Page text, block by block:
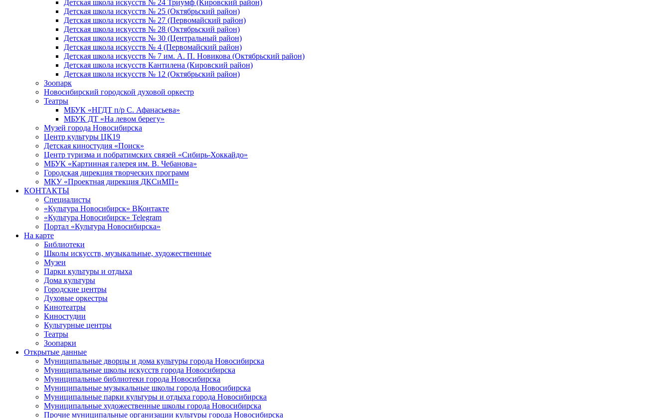
Детская школа искусств № 24 Триумф (Кировский район)
Детская школа искусств № 25 (Октябрьский район)
Детская школа искусств № 27 (Первомайский район)
Детская школа искусств № 28 (Октябрьский район)
Детская школа искусств № 30 (Центральный район)
Детская школа искусств № 4 (Первомайский район)
Детская школа искусств № 7 им. А. П. Новикова (Октябрьский район)
Детская школа искусств Кантилена (Кировский район)
Детская школа искусств № 12 (Октябрьский район)
Зоопарк
Новосибирский городской духовой оркестр
Театры
МБУК «НГДТ п/р С. Афанасьева»
МБУК ДТ «На левом берегу»
Музей города Новосибирска
Центр культуры ЦК19
Детская киностудия «Поиск»
Центр туризма и побратимских связей «Сибирь-Хоккайдо»
МБУК «Картинная галерея им. В. Чебанова»
Городская дирекция творческих программ
МКУ «Проектная дирекция ДКСиМП»
КОНТАКТЫ
Специалисты
«Культура Новосибирск» ВКонтакте
«Культура Новосибирск» Telegram
Портал «Культура Новосибирска»
На карте
Библиотеки
Школы искусств, музыкальные, художественные
Музеи
Парки культуры и отдыха
Дома культуры
Городские центры
Духовые оркестры
Кинотеатры
Киностудии
Культурные центры
Театры
Зоопарки
Открытые данные
Муниципальные дворцы и дома культуры города Новосибирска
Муниципальные школы искусств города Новосибирска
Муниципальные библиотеки города Новосибирска
Муниципальные музыкальные школы города Новосибирска
Муниципальные парки культуры и отдыха города Новосибирска
Муниципальные художественные школы города Новосибирска
Прочие муниципальные организации культуры города Новосибирска